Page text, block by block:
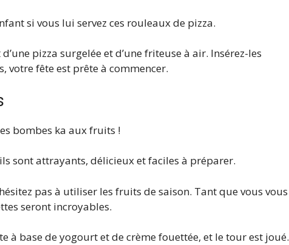
si vous lui servez ces rouleaux de pizza.
pizza surgelée et d’une friteuse à air. Insérez-les
votre fête est prête à commencer.
bombes ka aux fruits !
sont attrayants, délicieux et faciles à préparer.
pas à utiliser les fruits de saison. Tant que vous vous
seront incroyables.
à base de yogourt et de crème fouettée, et le tour est joué.